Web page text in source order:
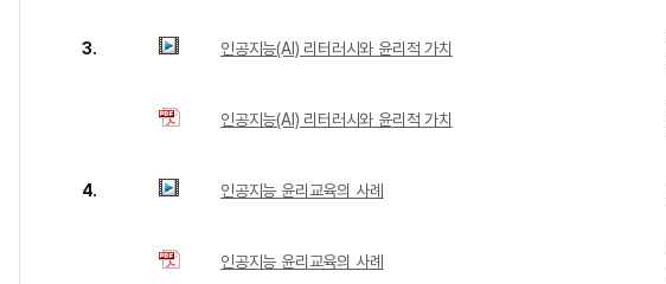
3. 인공지능(AI) 리터러시와 윤리적 가치
인공지능(AI) 리터러시와 윤리적 가치
4. 인공지능 윤리교육의 사례
인공지능 윤리교육의 사례